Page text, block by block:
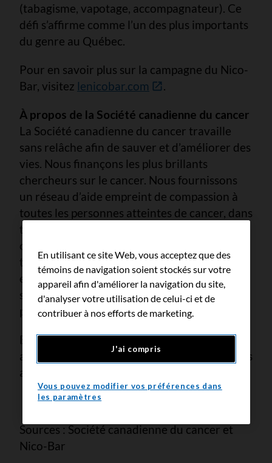
(tabagisme, vapotage, accompagnateur). Ce
défi s’affirme comme l’un des plus importants
du genre au Québec.
Pour en savoir plus sur la campagne du Nico-
Bar, visitez lenicobar.com .
À propos de la Société canadienne du cancer
La Société canadienne du cancer travaille
sans relâche afin de sauver et d’améliorer des
vies. Nous finançons les plus brillants
chercheurs sur le cancer. Nous fournissons
un réseau d’aide empreint de compassion à
toutes les personnes atteintes de cancer, dans
tout le Canada et pour tous les types de
cancer. Avec le soutien des personnes
touchées, des sympathisants, des donateurs
et des bénévoles, nous créons un avenir plus
sain. Nous avons tous un rôle à jouer. Ça
prend une société pour agir contre le cancer.
Ensemble, agissons contre le cancer. Appelez
au 1 888 939-3333 ou visitez
dès
aujourd’hui.
Sources : Société canadienne du cancer et
Nico-Bar
En utilisant ce site Web, vous acceptez que des
témoins de navigation soient stockés sur votre
appareil afin d'améliorer la navigation du site,
d'analyser votre utilisation de celui-ci et de
contribuer à nos efforts de marketing.
J'ai compris
Vous pouvez modifier vos préférences dans
les paramètres